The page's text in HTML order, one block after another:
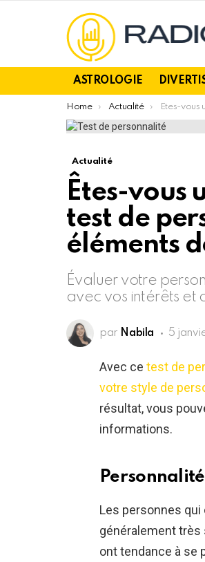
ASTROLOGIE
You are here:
Home Actualité Êtes-vous une personne
Actualité
Êtes-vous
test de
éléments
Évaluer votre
avec vos intérêts et
par Nabila 5
Avec ce test de
votre style de
résultat, vous
informations.
Les personnes
généralement
ont tendance à se